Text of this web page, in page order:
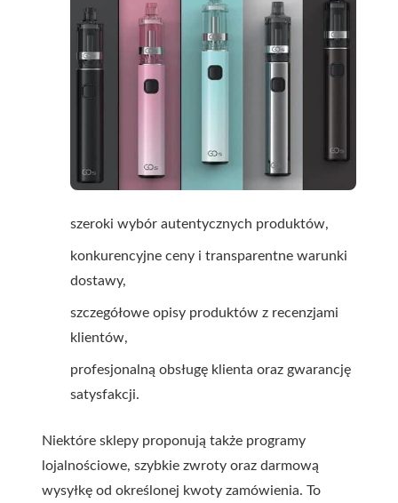
szeroki wybór autentycznych produktów,
konkurencyjne ceny i transparentne warunki
dostawy,
szczegółowe opisy produktów z recenzjami
klientów,
profesjonalną obsługę klienta oraz gwarancję
satysfakcji.
Niektóre sklepy proponują także programy
lojalnościowe, szybkie zwroty oraz darmową
wysyłkę od określonej kwoty zamówienia. To